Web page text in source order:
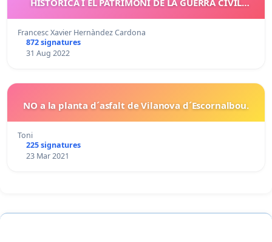
Francesc Xavier Hernàndez Cardona
872 signatures
31 Aug 2022
NO a la planta d´asfalt de Vilanova d´Escornalbou.
Toni
225 signatures
23 Mar 2021